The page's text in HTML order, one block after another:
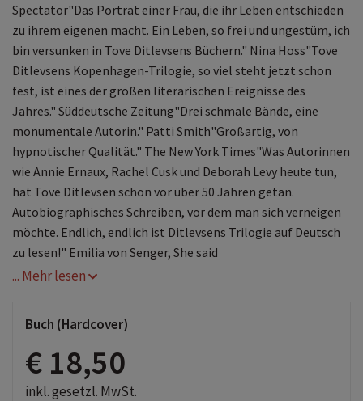
Spectator"Das Porträt einer Frau, die ihr Leben entschieden
zu ihrem eigenen macht. Ein Leben, so frei und ungestüm, ich
bin versunken in Tove Ditlevsens Büchern." Nina Hoss"Tove
Ditlevsens Kopenhagen-Trilogie, so viel steht jetzt schon
fest, ist eines der großen literarischen Ereignisse des
Jahres." Süddeutsche Zeitung"Drei schmale Bände, eine
monumentale Autorin." Patti Smith"Großartig, von
hypnotischer Qualität." The New York Times"Was Autorinnen
wie Annie Ernaux, Rachel Cusk und Deborah Levy heute tun,
hat Tove Ditlevsen schon vor über 50 Jahren getan.
Autobiographisches Schreiben, vor dem man sich verneigen
möchte. Endlich, endlich ist Ditlevsens Trilogie auf Deutsch
zu lesen!" Emilia von Senger, She said
... Mehr lesen
Buch (Hardcover)
€ 18,50
inkl. gesetzl. MwSt.